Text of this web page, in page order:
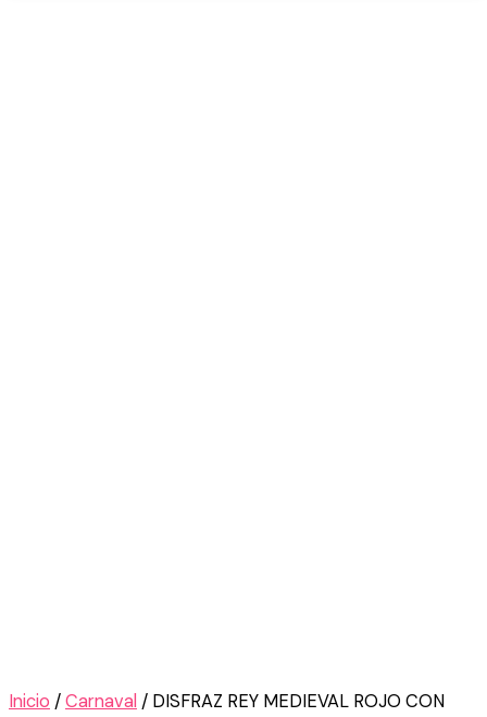
Inicio /Carnaval / DISFRAZ REY MEDIEVAL ROJO CON